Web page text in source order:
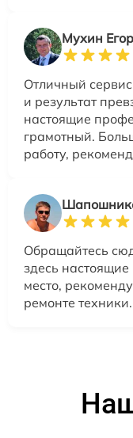
Мухин Егор
Отличный
и результат
настоящие
грамотный.
работу,
Обращайтесь
здесь
место,
ремонте техники.